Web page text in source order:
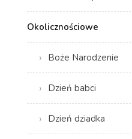
Okolicznościowe
Boże Narodzenie
Dzień babci
Dzień dziadka